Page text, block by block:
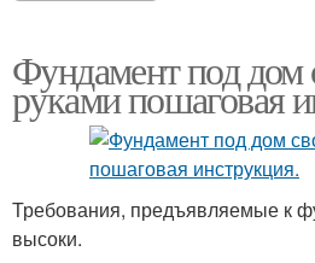
Фундамент под дом
руками пошаговая
Требования, предъявляемые к
высоки.